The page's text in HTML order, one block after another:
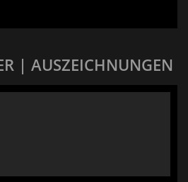
| AUSZEICHNUNGEN